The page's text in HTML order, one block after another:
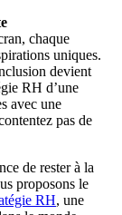
chaque
uniques.
devient
RH d’une
avec une
pas de
de rester à la
proposons le
RH, une